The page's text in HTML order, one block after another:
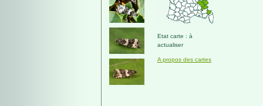
Etat carte : à
actualiser
A propos des cartes